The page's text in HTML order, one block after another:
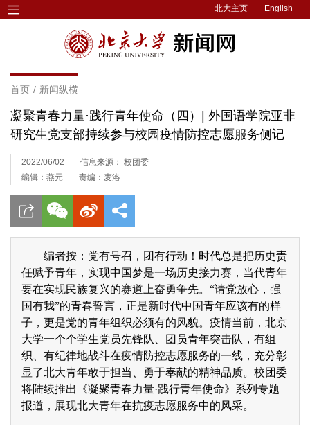
北大主页 English
首页 / 新闻纵横
凝聚青春力量·践行青年使命（四）| 外国语学院亚非
研究生党支部持续参与校园疫情防控志愿服务侧记
2022/06/02
信息来源： 校团委
编辑：燕元
责编：麦洛
编者按：党有号召，团有行动！时代总是把历史责
任赋予青年，实现中国梦是一场历史接力赛，当代青年
要在实现民族复兴的赛道上奋勇争先。“请党放心，强
国有我”的青春誓言，正是新时代中国青年应该有的样
子，更是党的青年组织必须有的风貌。疫情当前，北京
大学一个个学生党员先锋队、团员青年突击队，有组
织、有纪律地战斗在疫情防控志愿服务的一线，充分彰
显了北大青年敢于担当、勇于奉献的精神品质。校团委
将陆续推出《凝聚青春力量·践行青年使命》系列专题
报道，展现北大青年在抗疫志愿服务中的风采。